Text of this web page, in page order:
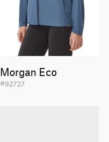
Morgan Eco
#92727